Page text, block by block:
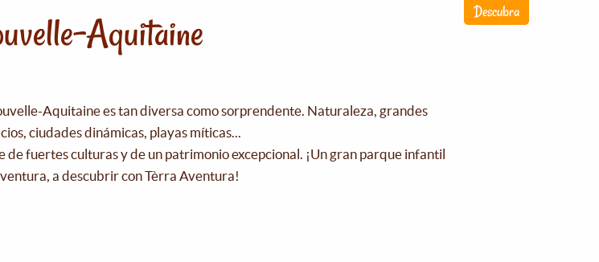
Descubra
Aquitaine
Aquitaine es tan diversa como sorprendente. Naturaleza, grandes
ciudades dinámicas, playas míticas...
de fuertes culturas y de un patrimonio excepcional. ¡Un gran parque infantil
a descubrir con Tèrra Aventura!